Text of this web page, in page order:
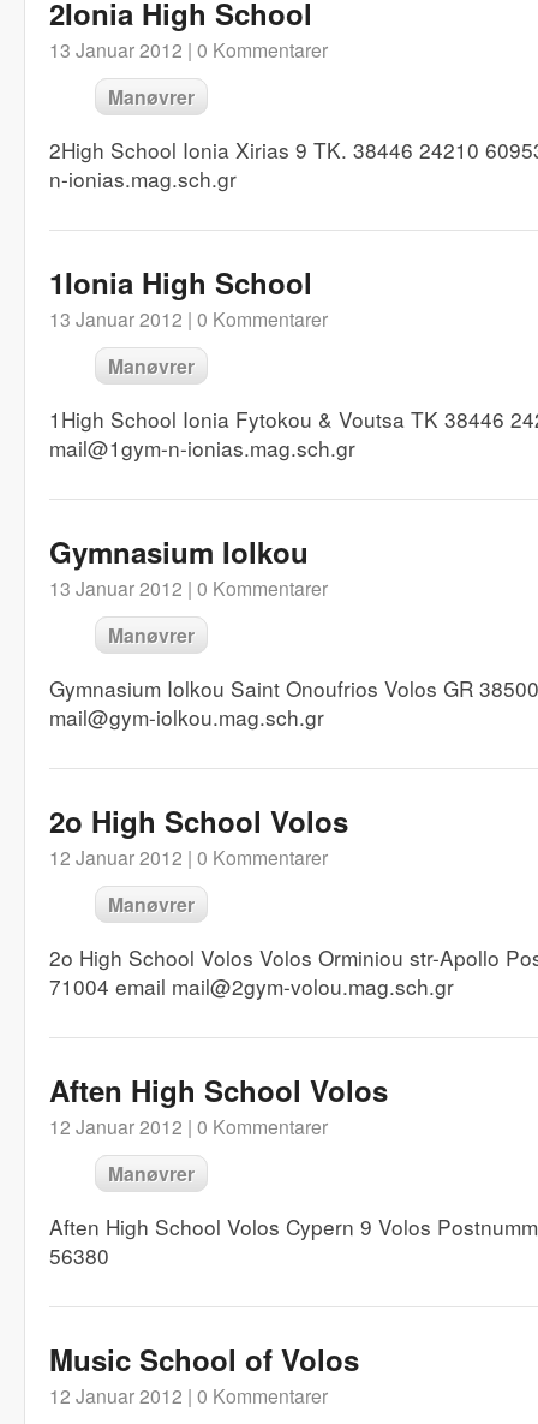
2Ionia High School
13 Januar 2012 | 0 Kommentarer
Manøvrer
2High School Ionia Xirias 9 TK. 38446 24210
n-ionias.mag.sch.gr
1Ionia High School
13 Januar 2012 | 0 Kommentarer
Manøvrer
1High School Ionia Fytokou & Voutsa TK 38446
mail@1gym-n-ionias.mag.sch.gr
Gymnasium Iolkou
13 Januar 2012 | 0 Kommentarer
Manøvrer
Gymnasium Iolkou Saint Onoufrios Volos GR
mail@gym-iolkou.mag.sch.gr
2o High School Volos
12 Januar 2012 | 0 Kommentarer
Manøvrer
2o High School Volos Volos Orminiou str-Apollo
71004 email mail@2gym-volou.mag.sch.gr
Aften High School Volos
12 Januar 2012 | 0 Kommentarer
Manøvrer
Aften High School Volos Cypern 9 Volos
56380
Music School of Volos
12 Januar 2012 | 0 Kommentarer